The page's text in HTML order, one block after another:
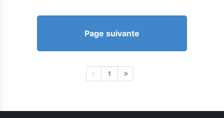
Page suivante
1